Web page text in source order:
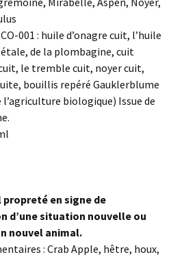
001 : huile d’onagre cuit, l’huile
de la plombagine, cuit
le tremble cuit, noyer cuit,
bouillis repéré Gauklerblume
biologique) Issue de
en signe de
d’une situation nouvelle ou
nouvel animal.
: Crab Apple, hêtre, houx,